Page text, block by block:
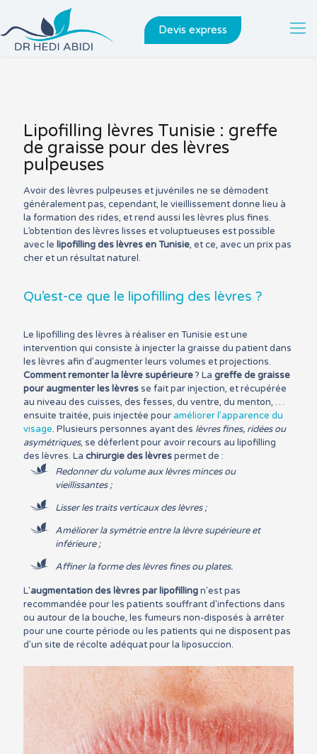
Devis express
Lipofilling lèvres Tunisie : greffe
de graisse pour des lèvres
pulpeuses
Avoir des lèvres pulpeuses et juvéniles ne se démodent
généralement pas, cependant, le vieillissement donne lieu à
la formation des rides, et rend aussi les lèvres plus fines.
L’obtention des lèvres lisses et voluptueuses est possible
avec le lipofilling des lèvres en Tunisie, et ce, avec un prix pas
cher et un résultat naturel.
Qu’est-ce que le lipofilling des lèvres ?
Le lipofilling des lèvres à réaliser en Tunisie est une
intervention qui consiste à injecter la graisse du patient dans
les lèvres afin d’augmenter leurs volumes et projections.
Comment remonter la lèvre supérieure? La greffe de graisse
pour augmenter les lèvres se fait par injection, et récupérée
au niveau des cuisses, des fesses, du ventre, du menton, …
ensuite traitée, puis injectée pouraméliorer l’apparence du
visage. Plusieurs personnes ayant des lèvres fines, ridées ou
asymétriques, se déferlent pour avoir recours au lipofilling
des lèvres. La chirurgie des lèvrespermet de :
Redonner du volume aux lèvres minces ou
vieillissantes ;
Lisser les traits verticaux des lèvres ;
Améliorer la symétrie entre la lèvre supérieure et
inférieure ;
Affiner la forme des lèvres fines ou plates.
L'augmentation des lèvres par lipofillingn'est pas
recommandée pour les patients souffrant d'infections dans
ou autour de la bouche, les fumeurs non-disposés à arrêter
pour une courte période ou les patients qui ne disposent pas
d'un site de récolte adéquat pour la liposuccion.